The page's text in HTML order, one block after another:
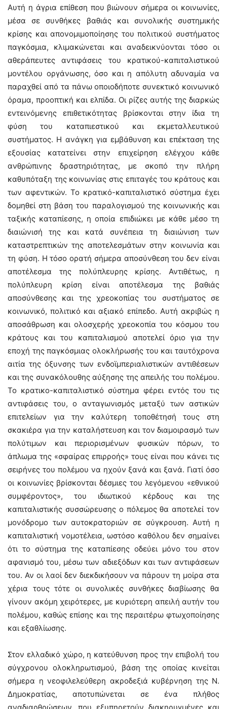
Αυτή η άγρια επίθεση που βιώνουν σήμερα οι κοινωνίες,
μέσα σε συνθήκες βαθιάς και συνολικής συστημικής
κρίσης και απονομιμοποίησης του πολιτικού συστήματος
παγκόσμια, κλιμακώνεται και αναδεικνύονται τόσο οι
αθεράπευτες αντιφάσεις του κρατικού-καπιταλιστικού
μοντέλου οργάνωσης, όσο και η απόλυτη αδυναμία να
παραχθεί από τα πάνω οποιοδήποτε συνεκτικό κοινωνικό
όραμα, προοπτική και ελπίδα. Οι ρίζες αυτής της διαρκώς
εντεινόμενης επιθετικότητας βρίσκονται στην ίδια τη
φύση του καταπιεστικού και εκμεταλλευτικού
συστήματος. Η ανάγκη για εμβάθυνση και επέκταση της
εξουσίας κατατείνει στην επιχείρηση ελέγχου κάθε
ανθρώπινης δραστηριότητας, με σκοπό την πλήρη
καθυπόταξη της κοινωνίας στις επιταγές του κράτους και
των αφεντικών. Το κρατικό-καπιταλιστικό σύστημα έχει
δομηθεί στη βάση του παραλογισμού της κοινωνικής και
ταξικής καταπίεσης, η οποία επιδιώκει με κάθε μέσο τη
διαιώνισή της και κατά συνέπεια τη διαιώνιση των
καταστρεπτικών της αποτελεσμάτων στην κοινωνία και
τη φύση. Η τόσο ορατή σήμερα αποσύνθεση του δεν είναι
αποτέλεσμα της πολύπλευρης κρίσης. Αντιθέτως, η
πολύπλευρη κρίση είναι αποτέλεσμα της βαθιάς
αποσύνθεσης και της χρεοκοπίας του συστήματος σε
κοινωνικό, πολιτικό και αξιακό επίπεδο. Αυτή ακριβώς η
αποσάθρωση και ολοσχερής χρεοκοπία του κόσμου του
κράτους και του καπιταλισμού αποτελεί όριο για την
εποχή της παγκόσμιας ολοκλήρωσής του και ταυτόχρονα
αιτία της όξυνσης των ενδοϊμπεριαλιστικών αντιθέσεων
και της συνακόλουθης αύξησης της απειλής του πολέμου.
Το κρατικο-καπιταλιστικό σύστημα φέρει εντός του τις
αντιφάσεις του, ο ανταγωνισμός μεταξύ των αστικών
επιτελείων για την καλύτερη τοποθέτησή τους στη
σκακιέρα για την καταλήστευση και τον διαμοιρασμό των
πολύτιμων και περιορισμένων φυσικών πόρων, το
άπλωμα της «σφαίρας επιρροής» τους είναι που κάνει τις
σειρήνες του πολέμου να ηχούν ξανά και ξανά. Γιατί όσο
οι κοινωνίες βρίσκονται δέσμιες του λεγόμενου «εθνικού
συμφέροντος», του ιδιωτικού κέρδους και της
καπιταλιστικής συσσώρευσης ο πόλεμος θα αποτελεί τον
μονόδρομο των αυτοκρατοριών σε σύγκρουση. Αυτή η
καπιταλιστική νομοτέλεια, ωστόσο καθόλου δεν σημαίνει
ότι το σύστημα της καταπίεσης οδεύει μόνο του στον
αφανισμό του, μέσω των αδιεξόδων και των αντιφάσεων
του. Αν οι λαοί δεν διεκδικήσουν να πάρουν τη μοίρα στα
χέρια τους τότε οι συνολικές συνθήκες διαβίωσης θα
γίνουν ακόμη χειρότερες, με κυριότερη απειλή αυτήν του
πολέμου, καθώς επίσης και της περαιτέρω φτωχοποίησης
και εξαθλίωσης.
Στον ελλαδικό χώρο, η κατεύθυνση προς την επιβολή του
σύγχρονου ολοκληρωτισμού, βάση της οποίας κινείται
σήμερα η νεοφιλελεύθερη ακροδεξιά κυβέρνηση της Ν.
Δημοκρατίας, αποτυπώνεται σε ένα πλήθος